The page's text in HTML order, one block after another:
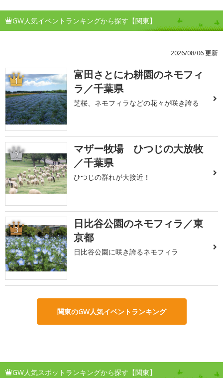
GW人気イベントランキングから探す【関東】
2026/08/06 更新
1
富田さとにわ耕園のネモフィ
ラ／千葉県
芝桜、ネモフィラなどの花々が咲き誇る
2
マザー牧場 ひつじの大放牧
／千葉県
ひつじの群れが大接近！
3
日比谷公園のネモフィラ／東
京都
日比谷公園に咲き誇るネモフィラ
関東のGW人気イベントランキング
GW人気スポットランキングから探す【関東】